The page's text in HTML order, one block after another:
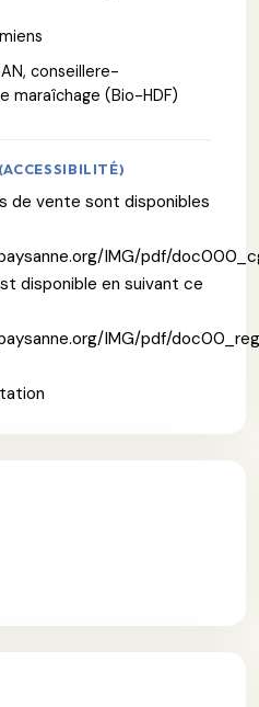
conseillere-
maraîchage (Bio-HDF)
de vente sont disponibles
IMG/pdf/
disponible en suivant ce
IMG/pdf/